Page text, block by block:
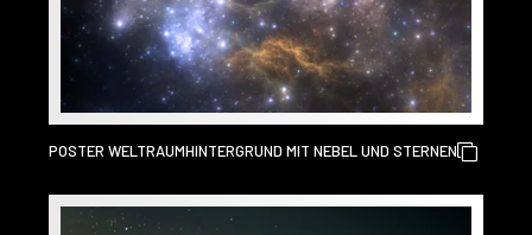
POSTER WELTRAUMHINTERGRUND MIT NEBEL UND STERNEN